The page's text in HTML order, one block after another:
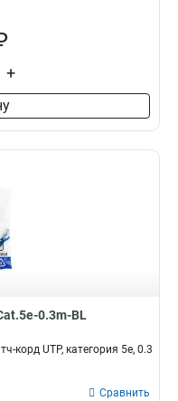
+
0.3m-BL
корд UTP, категория 5e, 0.3
Сравнить